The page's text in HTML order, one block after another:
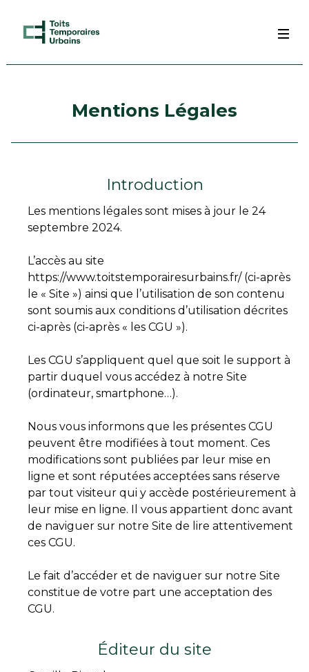
Mentions Légales
Introduction
Les mentions légales sont mises à jour le 24
septembre 2024.
L’accès au site
https://www.toitstemporairesurbains.fr/ (ci-après
le « Site ») ainsi que l’utilisation de son contenu
sont soumis aux conditions d’utilisation décrites
ci-après (ci-après « les CGU »).
Les CGU s’appliquent quel que soit le support à
partir duquel vous accédez à notre Site
(ordinateur, smartphone…).
Nous vous informons que les présentes CGU
peuvent être modifiées à tout moment. Ces
modifications sont publiées par leur mise en
ligne et sont réputées acceptées sans réserve
par tout visiteur qui y accède postérieurement à
leur mise en ligne. Il vous appartient donc avant
de naviguer sur notre Site de lire attentivement
ces CGU.
Le fait d’accéder et de naviguer sur notre Site
constitue de votre part une acceptation des
CGU.
Éditeur du site